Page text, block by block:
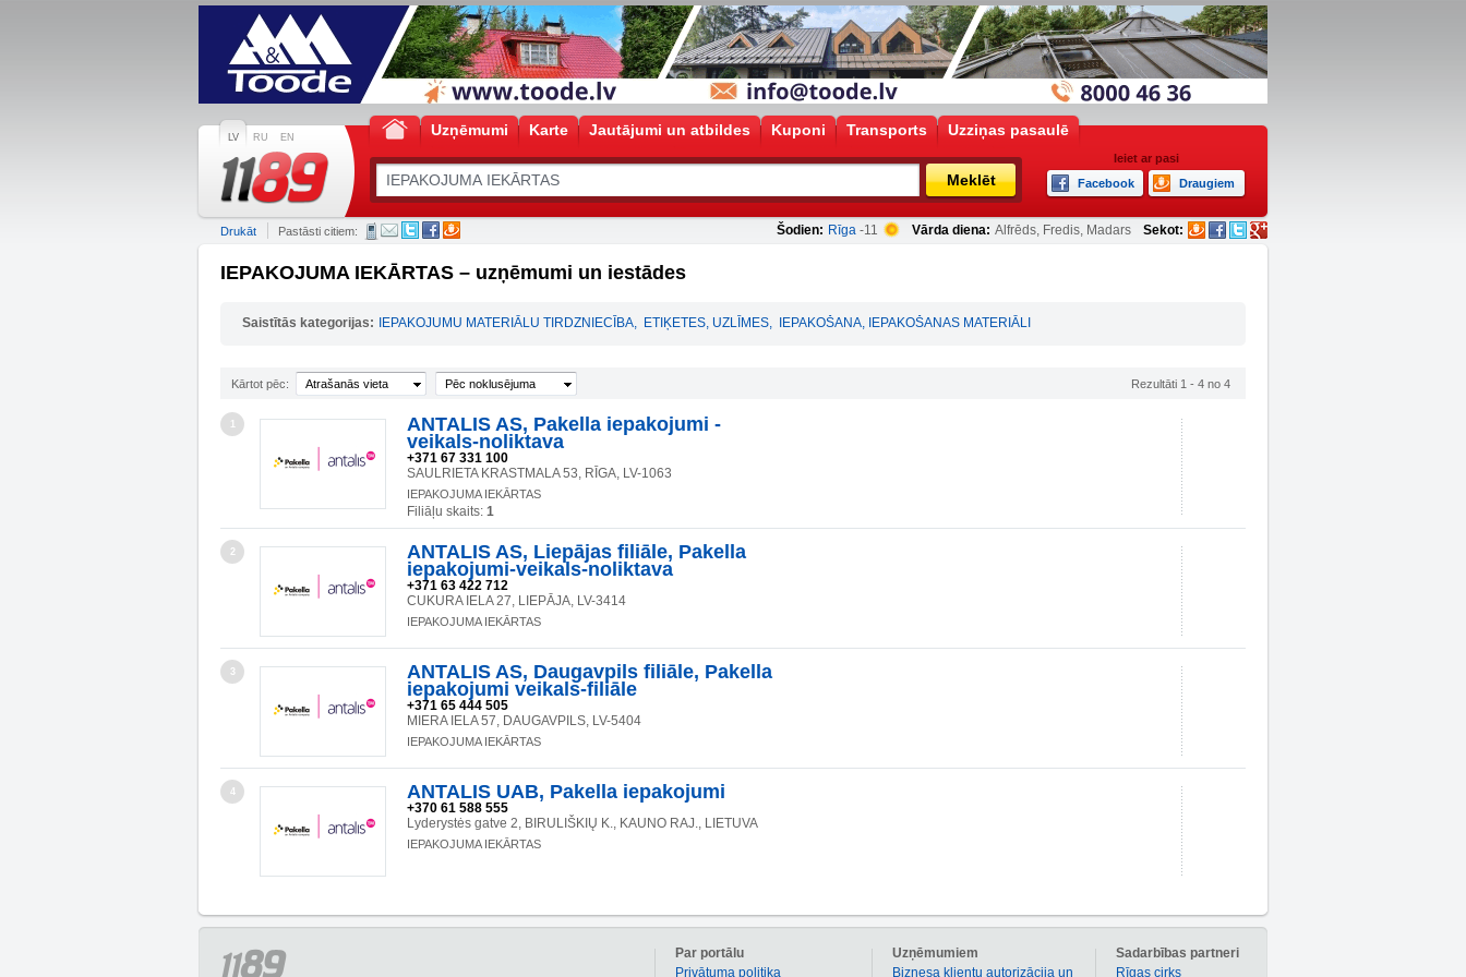
LV RU EN Uzņēmumi Karte Jautājumi un atbildes Kuponi Transports Uzziņas pasaulē
Meklēt
Ieiet ar pasi
Facebook
Draugiem
Šodien: Rīga -11 Vārda diena: Alfrēds, Fredis, Madars Sekot:
Drukāt Pastāsti citiem:
IEPAKOJUMA IEKĀRTAS – uzņēmumi un iestādes
Saistītās kategorijas: IEPAKOJUMU MATERIĀLU TIRDZNIECĪBA, ETIĶETES, UZLĪMES, IEPAKOŠANA, IEPAKOŠANAS MATERIĀLI
Kārtot pēc: Atrašanās vieta Pēc noklusējuma Rezultāti 1 - 4 no 4
1
ANTALIS AS, Pakella iepakojumi -
veikals-noliktava
+371 67 331 100
SAULRIETA KRASTMALA 53, RĪGA, LV-1063
IEPAKOJUMA IEKĀRTAS
Filiāļu skaits: 1
2
ANTALIS AS, Liepājas filiāle, Pakella
iepakojumi-veikals-noliktava
+371 63 422 712
CUKURA IELA 27, LIEPĀJA, LV-3414
IEPAKOJUMA IEKĀRTAS
3
ANTALIS AS, Daugavpils filiāle, Pakella
iepakojumi veikals-filiāle
+371 65 444 505
MIERA IELA 57, DAUGAVPILS, LV-5404
IEPAKOJUMA IEKĀRTAS
4 ANTALIS UAB, Pakella iepakojumi
+370 61 588 555
Lyderystės gatve 2, BIRULIŠKIŲ K., KAUNO RAJ., LIETUVA
IEPAKOJUMA IEKĀRTAS
Sadarbības partneri
Rīgas cirks
Uzņēmumiem
Biznesa klientu autorizācija un
Par portālu
Privātuma politika